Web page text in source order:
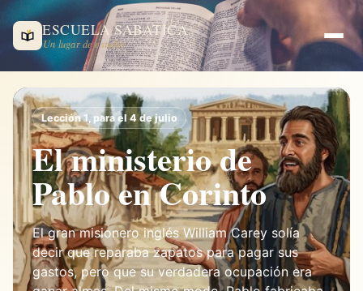
ESCUELA SABÁTICA
Un lugar de estudio
Lección 1, para el 4 de julio
El ministerio de
Pablo en Corinto
El gran misionero inglés William Carey solía
decir que reparaba zapatos para pagar sus
gastos, pero que su verdadera ocupación era